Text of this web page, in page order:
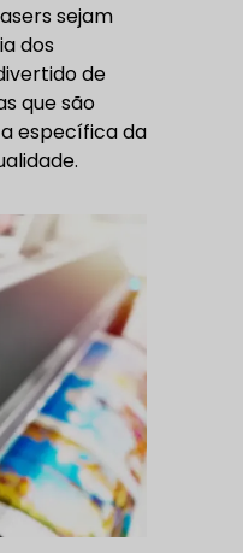
sejam
dos
de
que são
específica da